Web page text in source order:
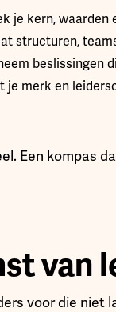
je kern, waarden
structuren,
beslissingen
je merk en
Een kompas
van
voor die niet